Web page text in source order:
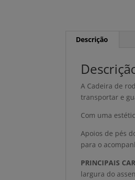
Descrição
A Cadeira de
transportar e
Com uma
Apoios de pés
para o
PRINCIPAIS
largura do